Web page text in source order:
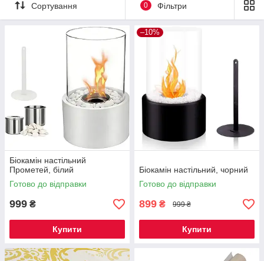
Сортування 0 Фільтри
Біокамін настільний
Прометей, білий
Готово до відправки
999 ₴
Купити
–10%
Біокамін настільний, чорний
Готово до відправки
899 ₴ 999 ₴
Купити